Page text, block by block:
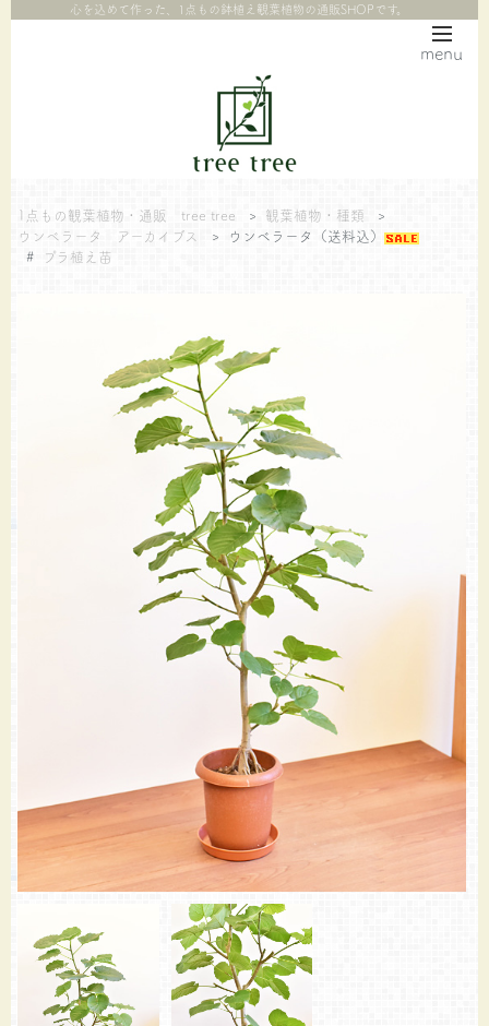
menu
心を込めて作った、1点もの鉢植え観葉植物の通販SHOPです。
1点もの観葉植物・通販 tree tree > 観葉植物・種類
>
ウンベラータ アーカイブス
>
ウンベラータ（送料込）
#
プラ植え苗